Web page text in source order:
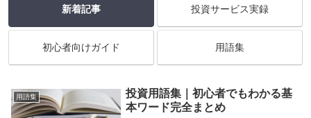
新着記事 投資サービス実録
初心者向けガイド 用語集
用語集
投資用語集｜初心者でもわかる基
本ワード完全まとめ